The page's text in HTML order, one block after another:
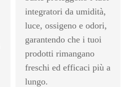
integratori da umidità,
luce, ossigeno e odori,
garantendo che i tuoi
prodotti rimangano
freschi ed efficaci più a
lungo.